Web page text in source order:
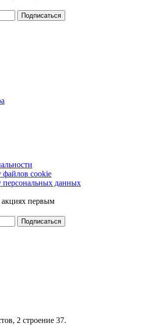
файлов cookie
персональных данных
акциях первым
2 строение 37.